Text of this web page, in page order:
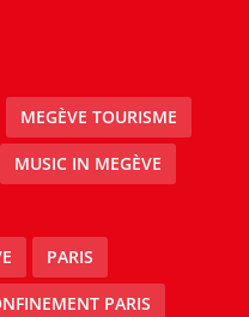
MEGÈVE TOURISME
MUSIC IN MEGÈVE
PARIS
PARIS